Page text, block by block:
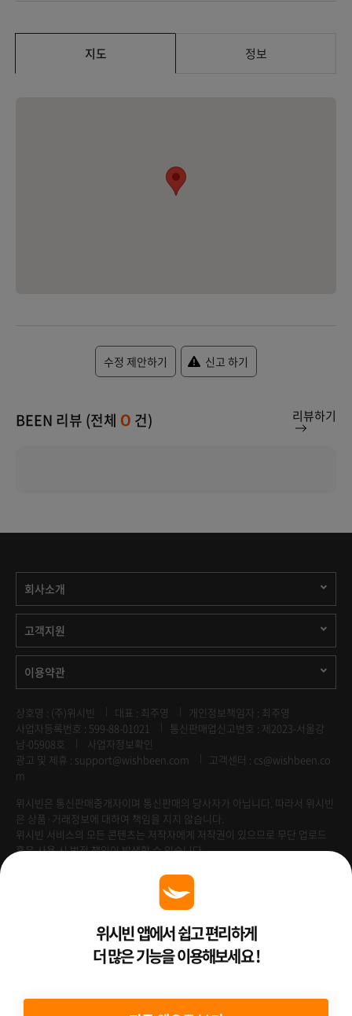
지도 정보
수정 제안하기 신고 하기
BEEN 리뷰 (전체 0 건) 리뷰하기
회사소개
고객지원
이용약관
상호명 : (주)위시빈 대표 : 최주영
개인정보책임자 : 최주영
사업자등록번호 : 599-88-01021
통신판매업신고번호 : 제2023-서울강
남-05908호
사업자정보확인
광고 및 제휴 : support@wishbeen.com
고객센터 : cs@wishbeen.co
m
위시빈은 통신판매중개자이며 통신판매의 당사자가 아닙니다. 따라서 위시빈
은 상품·거래정보에 대하여 책임을 지지 않습니다.
위시빈 서비스의 모든 콘텐츠는 저작자에게 저작권이 있으므로 무단 업로드
혹은 사용 시 법적 책임이 발생할 수 있습니다.
Venture Enterprise위시빈 앱에서 쉽고 편리하게
더 많은 기능을 이용해보세요 !